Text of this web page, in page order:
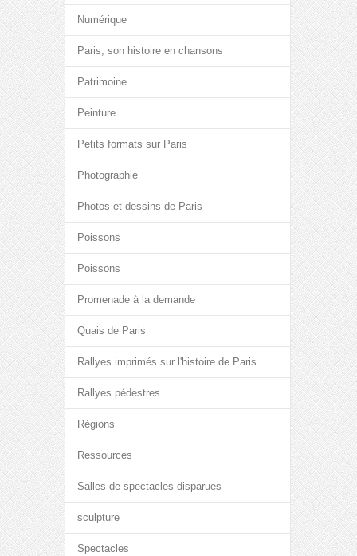
Numérique
Paris, son histoire en chansons
Patrimoine
Peinture
Petits formats sur Paris
Photographie
Photos et dessins de Paris
Poissons
Poissons
Promenade à la demande
Quais de Paris
Rallyes imprimés sur l'histoire de Paris
Rallyes pédestres
Régions
Ressources
Salles de spectacles disparues
sculpture
Spectacles